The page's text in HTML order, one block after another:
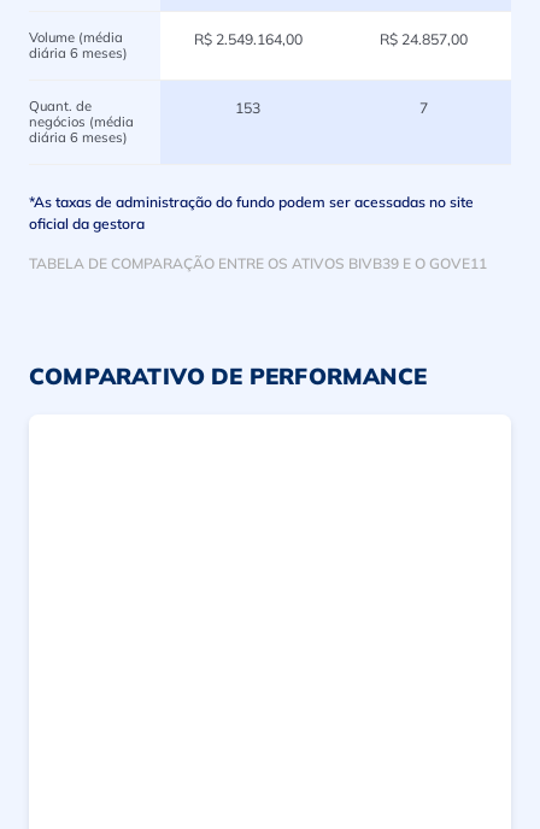
*As taxas de administração do fundo podem ser acessadas no site
oficial da gestora
TABELA DE COMPARAÇÃO ENTRE OS ATIVOS BIVB39 E O GOVE11
Volume (média
diária 6 meses)
R$ 2.549.164,00 R$ 24.857,00
Quant. de
negócios (média
diária 6 meses)
153 7
COMPARATIVO DE PERFORMANCE